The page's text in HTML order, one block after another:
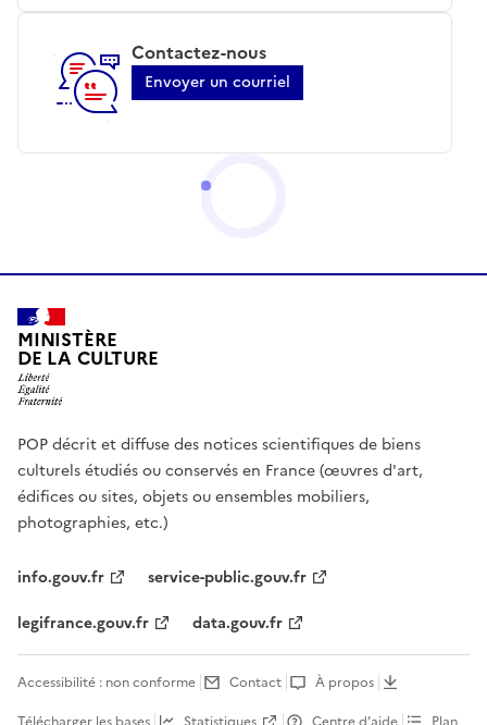
Contactez-nous
Envoyer un courriel
MINISTÈRE
DE LA CULTURE
POP décrit et diffuse des notices scientifiques de biens
culturels étudiés ou conservés en France (œuvres d'art,
édifices ou sites, objets ou ensembles mobiliers,
photographies, etc.)
info.gouv.fr
service-public.gouv.fr
legifrance.gouv.fr
data.gouv.fr
Accessibilité : non conforme Contact
À propos